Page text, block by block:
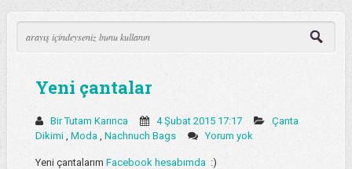
Yeni çantalar
Bir Tutam Karınca 4 Şubat 2015 17:17
Çanta
Dikimi Moda Nachnuch Bags Yorum yok
Yeni çantalarım Facebook hesabımda :)